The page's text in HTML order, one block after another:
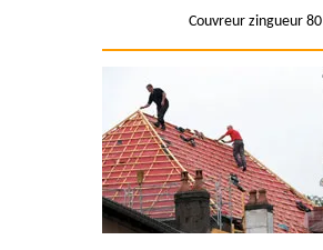
Couvreur zingueur 80